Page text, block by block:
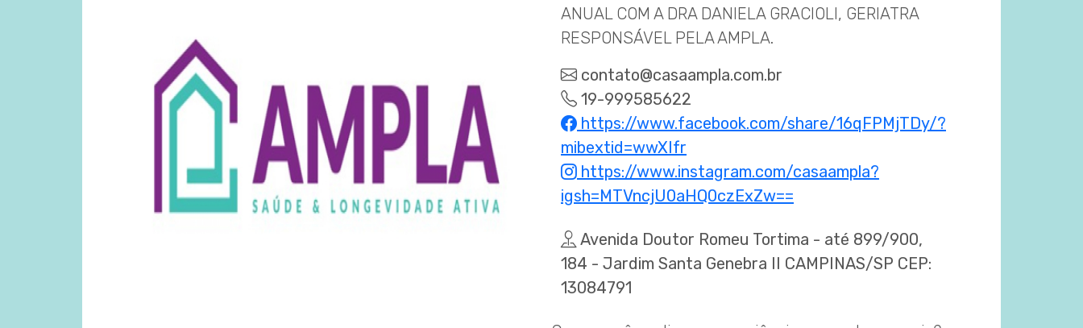
ANUAL COM A DRA DANIELA GRACIOLI, GERIATRA
RESPONSÁVEL PELA AMPLA.
contato@casaampla.com.br
19-999585622
https://www.facebook.com/share/16qFPMjTDy/?
mibextid=wwXIfr
https://www.instagram.com/casaampla?
igsh=MTVncjU0aHQ0czExZw==
Avenida Doutor Romeu Tortima - até 899/900,
184 - Jardim Santa Genebra II CAMPINAS/SP CEP:
13084791